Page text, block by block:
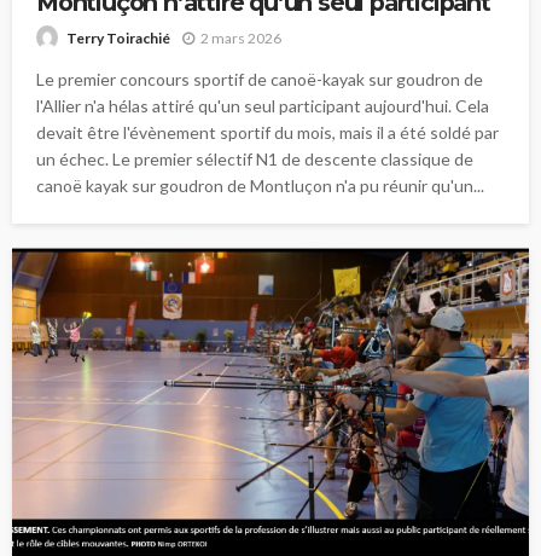
Terry Toirachié 2 mars 2026
Le premier concours sportif de canoë-kayak sur goudron de
l'Allier n'a hélas attiré qu'un seul participant aujourd'hui. Cela
devait être l'évènement sportif du mois, mais il a été soldé par
un échec. Le premier sélectif N1 de descente classique de
canoë kayak sur goudron de Montluçon n'a pu réunir qu'un...